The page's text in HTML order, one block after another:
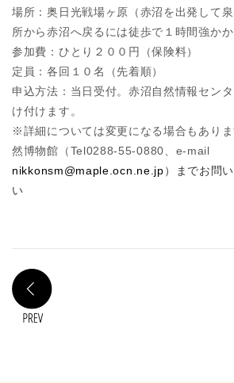
場所：奥日光戦場ヶ原（赤沼を出発して
所から赤沼へ戻るには徒歩で１時間強かか
参加費：ひとり２００円（保険料）
定員：各回１０名（先着順）
申込方法：当日受付。赤沼自然情報セン
け付けます。
※詳細については変更になる場合もあり
然博物館（Tel0288-55-0880、e-mail
nikkonsm@maple.ocn.ne.jp）までお問
い